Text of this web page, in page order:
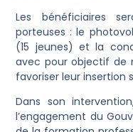
Les bénéficiaires
porteuses : le
(15 jeunes) et la
avec pour objectif de
favoriser leur insertion
Dans son
l’engagement du